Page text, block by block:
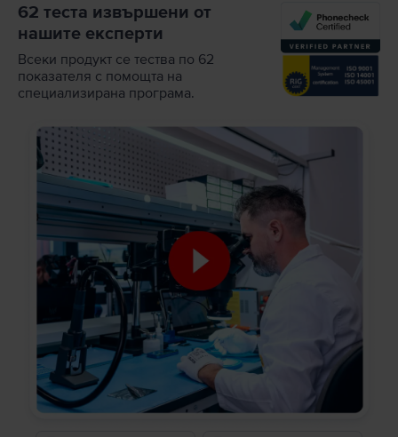
62 теста извършени от
нашите експерти
Всеки продукт се тества по 62
показателя с помощта на
специализирана програма.